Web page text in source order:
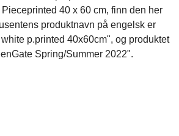
40 x 60 cm, finn den her
produktnavn på engelsk er
p.printed 40x60cm", og produktet
Spring/Summer 2022".